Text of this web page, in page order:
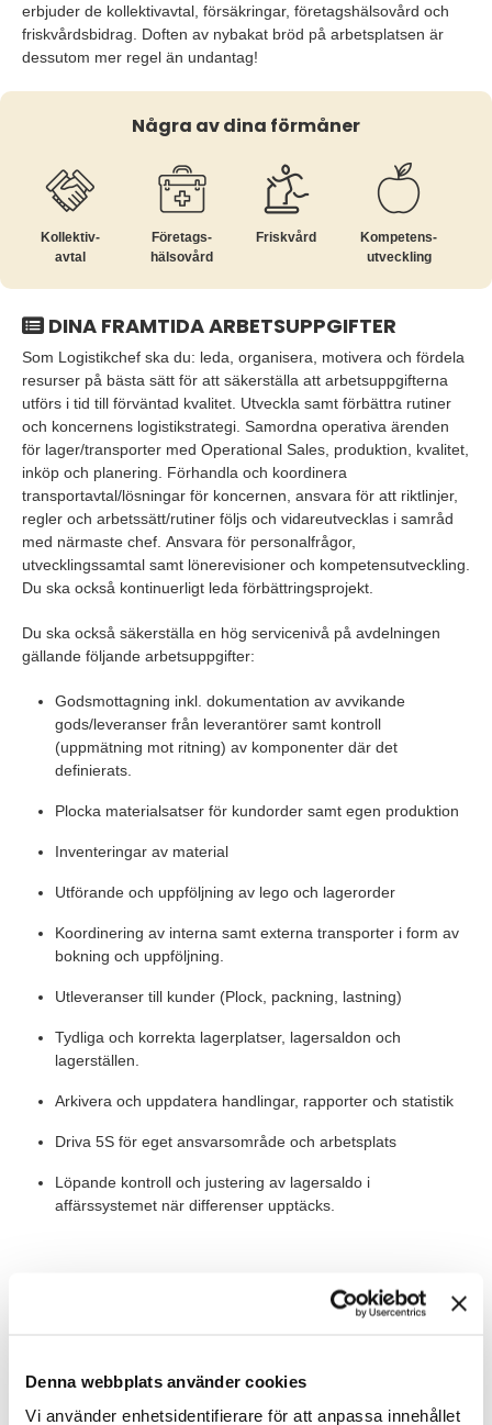
Denna webbplats använder cookies
Vi använder enhetsidentifierare för att anpassa innehållet
erbjuder de kollektivavtal, försäkringar, företagshälsovård och
friskvårdsbidrag. Doften av nybakat bröd på arbetsplatsen är
dessutom mer regel än undantag!
Några av dina förmåner
Kollektiv­
avtal
Företags­
hälsovård
Friskvård
Kompetens­
utveckling
DINA FRAMTIDA ARBETSUPPGIFTER
Som Logistikchef ska du: leda, organisera, motivera och fördela
resurser på bästa sätt för att säkerställa att arbetsuppgifterna
utförs i tid till förväntad kvalitet. Utveckla samt förbättra rutiner
och koncernens logistikstrategi. Samordna operativa ärenden
för lager/transporter med Operational Sales, produktion, kvalitet,
inköp och planering. Förhandla och koordinera
transportavtal/lösningar för koncernen, ansvara för att riktlinjer,
regler och arbetssätt/rutiner följs och vidareutvecklas i samråd
med närmaste chef. Ansvara för personalfrågor,
utvecklingssamtal samt lönerevisioner och kompetensutveckling.
Du ska också kontinuerligt leda förbättringsprojekt.
Du ska också säkerställa en hög servicenivå på avdelningen
gällande följande arbetsuppgifter:
Godsmottagning inkl. dokumentation av avvikande
gods/leveranser från leverantörer samt kontroll
(uppmätning mot ritning) av komponenter där det
definierats.
Plocka materialsatser för kundorder samt egen produktion
Inventeringar av material
Utförande och uppföljning av lego och lagerorder
Koordinering av interna samt externa transporter i form av
bokning och uppföljning.
Utleveranser till kunder (Plock, packning, lastning)
Tydliga och korrekta lagerplatser, lagersaldon och
lagerställen.
Arkivera och uppdatera handlingar, rapporter och statistik
Driva 5S för eget ansvarsområde och arbetsplats
Löpande kontroll och justering av lagersaldo i
affärssystemet när differenser upptäcks.
start så snart rätt person kan vara på plats. Vi arbetar med
löpande urval och tjänsten kan tillsättas före sista